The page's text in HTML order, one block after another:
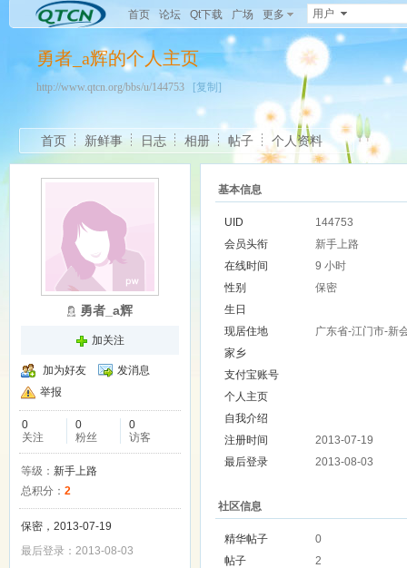
首页 论坛 Qt下载 广场 更多 用户
勇者_a辉的个人主页
http://www.qtcn.org/bbs/u/144753 [复制]
首页 新鲜事 日志 相册 帖子 个人资料
勇者_a辉
加关注
加为好友
发消息
举报
0
关注
0
粉丝
0
访客
等级： 新手上路
总积分： 2
保密，2013-07-19
最后登录：2013-08-03
基本信息
UID
144753
会员头衔
新手上路
在线时间
9 小时
性别
保密
生日
现居住地
广东省-江门市-新
家乡
支付宝账号
个人主页
自我介绍
注册时间
2013-07-19
最后登录
2013-08-03
社区信息
精华帖子
0
帖子
2